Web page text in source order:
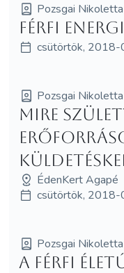
Pozsgai Nikoletta
Férfi
csütörtök,
Pozsgai Nikoletta
Mire
ÉdenKert Agapé
csütörtök,
Pozsgai Nikoletta
A Férfi